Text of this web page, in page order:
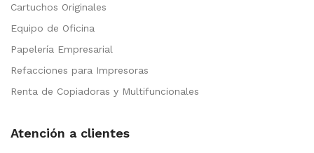
Cartuchos Originales
Equipo de Oficina
Papelería Empresarial
Refacciones para Impresoras
Renta de Copiadoras y Multifuncionales
Atención a clientes